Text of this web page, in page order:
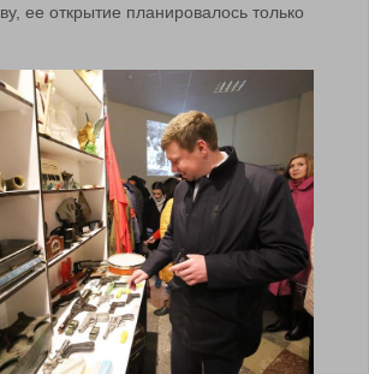
ее открытие планировалось только